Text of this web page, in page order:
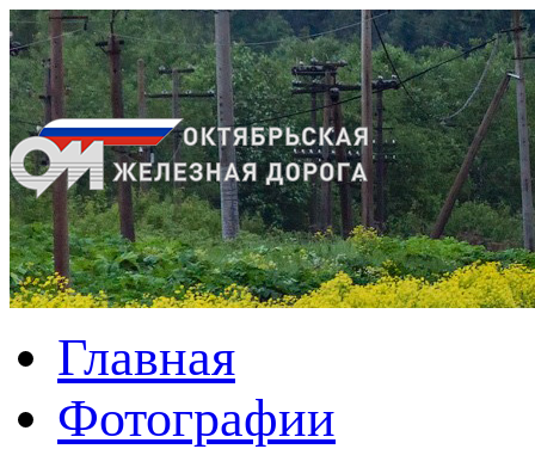
Главная
Фотографии